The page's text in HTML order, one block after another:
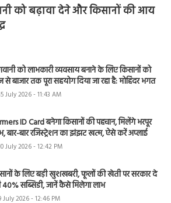
को बढ़ावा देने और किसानों की आय
को लाभकारी व्यवसाय बनाने के लिए किसानों को
से बाजार तक पूरा सहयोग दिया जा रहा है: मोहिंदर भगत
July 2026 - 11:43 AM
ID Card बनेगा किसानों की पहचान, मिलेंगे भरपूर
बार-बार रजिस्ट्रेशन का झंझट खत्म, ऐसे करें अप्लाई
July 2026 - 12:42 PM
के लिए बड़ी खुशखबरी, फूलों की खेती पर सरकार दे
40% सब्सिडी, जानें कैसे मिलेगा लाभ
July 2026 - 12:46 PM